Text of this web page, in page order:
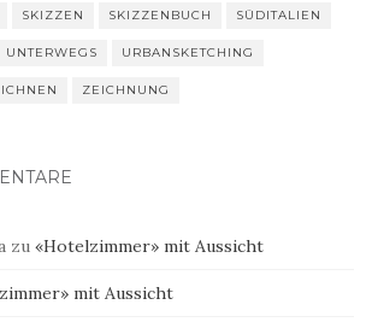
SKIZZEN SKIZZENBUCH SÜDITALIEN
UNTERWEGS URBANSKETCHING
ZEICHNUNG
zu «Hotelzimmer» mit Aussicht
mit Aussicht